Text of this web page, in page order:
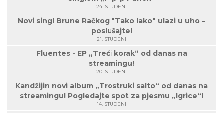
24. STUDENI
Novi singl Brune Račkog "Tako lako" ulazi u uho –
poslušajte!
21. STUDENI
Fluentes - EP „Treći korak“ od danas na
streamingu!
20. STUDENI
Kandžijin novi album „Trostruki salto“ od danas na
streamingu! Pogledajte spot za pjesmu „Igrice“!
14. STUDENI